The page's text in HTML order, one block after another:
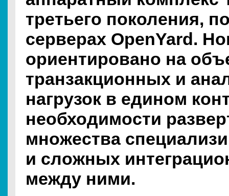
третьего поколения,
серверах OpenYard.
ориентировано на
транзакционных и
нагрузок в едином
необходимости
множества
и сложных
между ними.